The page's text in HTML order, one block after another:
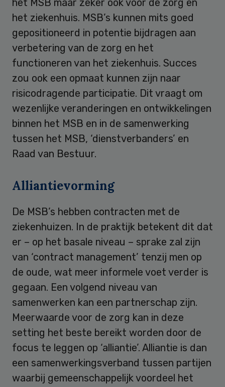
het ziekenhuis. MSB’s kunnen mits goed
gepositioneerd in potentie bijdragen aan
verbetering van de zorg en het
functioneren van het ziekenhuis. Succes
zou ook een opmaat kunnen zijn naar
risicodragende participatie. Dit vraagt om
wezenlijke veranderingen en ontwikkelingen
binnen het MSB en in de samenwerking
tussen het MSB, ‘dienstverbanders’ en
Raad van Bestuur.
Alliantievorming
De MSB’s hebben contracten met de
ziekenhuizen. In de praktijk betekent dit dat
er – op het basale niveau – sprake zal zijn
van ‘contract management’ tenzij men op
de oude, wat meer informele voet verder is
gegaan. Een volgend niveau van
samenwerken kan een partnerschap zijn.
Meerwaarde voor de zorg kan in deze
setting het beste bereikt worden door de
focus te leggen op ‘alliantie’. Alliantie is dan
een samenwerkingsverband tussen partijen
waarbij gemeenschappelijk voordeel het